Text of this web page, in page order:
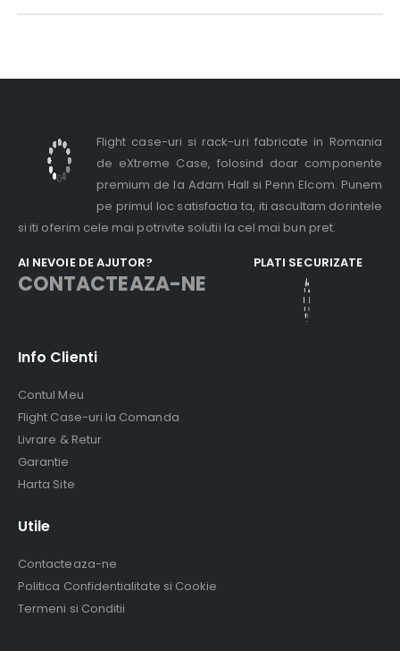
Flight case-uri si rack-uri fabricate in Romania
de eXtreme Case, folosind doar componente
premium de la Adam Hall si Penn Elcom. Punem
pe primul loc satisfactia ta, iti ascultam dorintele
si iti oferim cele mai potrivite solutii la cel mai bun pret.
AI NEVOIE DE AJUTOR?
CONTACTEAZA-NE
PLATI SECURIZATE
Info Clienti
Contul Meu
Flight Case-uri la Comanda
Livrare & Retur
Garantie
Harta Site
Utile
Contacteaza-ne
Politica Confidentialitate si Cookie
Termeni si Conditii